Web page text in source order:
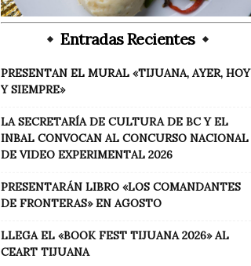
Entradas Recientes
PRESENTAN EL MURAL «TIJUANA, AYER, HOY
Y SIEMPRE»
LA SECRETARÍA DE CULTURA DE BC Y EL
INBAL CONVOCAN AL CONCURSO NACIONAL
DE VIDEO EXPERIMENTAL 2026
PRESENTARÁN LIBRO «LOS COMANDANTES
DE FRONTERAS» EN AGOSTO
LLEGA EL «BOOK FEST TIJUANA 2026» AL
CEART TIJUANA